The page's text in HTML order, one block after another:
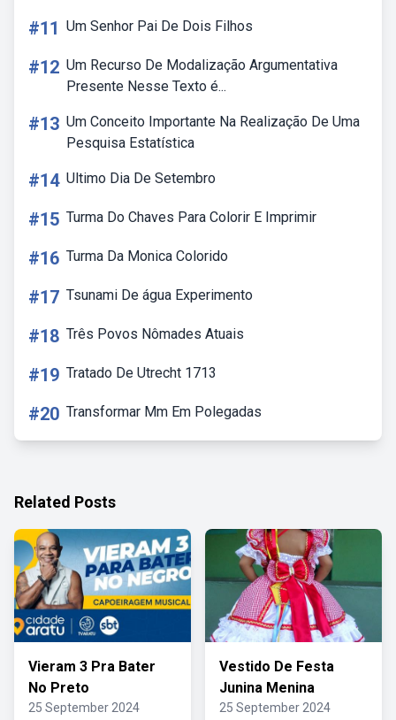
#11 Um Senhor Pai De Dois Filhos
#12 Um Recurso De Modalização Argumentativa
Presente Nesse Texto é...
#13 Um Conceito Importante Na Realização De Uma
Pesquisa Estatística
#14 Ultimo Dia De Setembro
#15 Turma Do Chaves Para Colorir E Imprimir
#16 Turma Da Monica Colorido
#17 Tsunami De água Experimento
#18 Três Povos Nômades Atuais
#19 Tratado De Utrecht 1713
#20 Transformar Mm Em Polegadas
Related Posts
Vieram 3 Pra Bater
No Preto
25 September 2024
Vestido De Festa
Junina Menina
25 September 2024